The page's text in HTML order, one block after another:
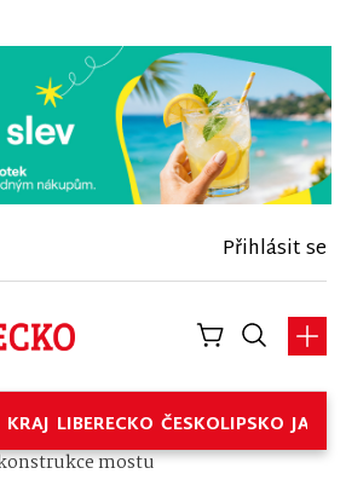
Přihlásit se
KRAJ LIBERECKO ČESKOLIPSKO
mostu